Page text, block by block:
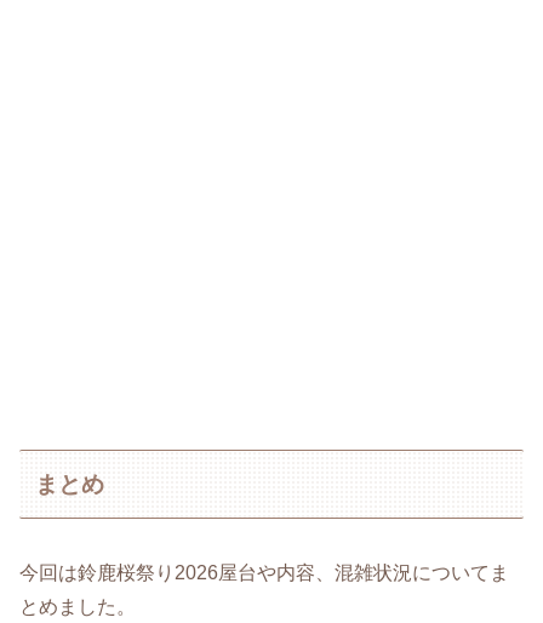
まとめ
今回は鈴鹿桜祭り2026屋台や内容、混雑状況についてま
とめました。